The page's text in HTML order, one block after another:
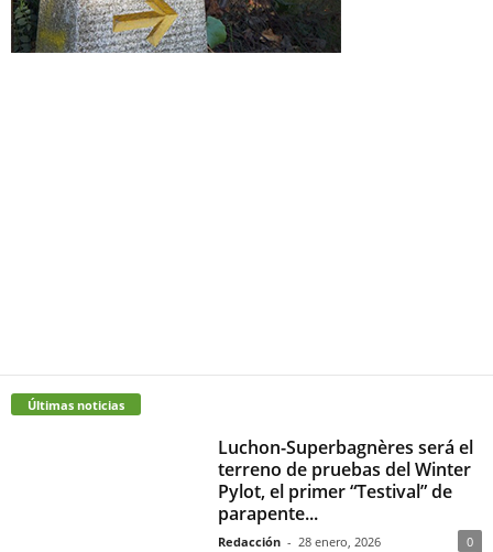
Últimas noticias
Luchon-Superbagnères será el
terreno de pruebas del Winter
Pylot, el primer “Testival” de
parapente...
Redacción - 28 enero, 2026 0